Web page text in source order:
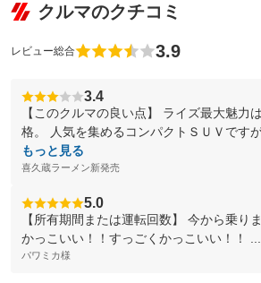
クルマのクチコミ
レビュー総合 3.9
3.4
【このクルマの良い点】 ライズ最大魅力
格。 人気を集めるコンパクトＳＵＶです
もっと見る
喜久蔵ラーメン新発売
5.0
【所有期間または運転回数】 今から乗り
かっこいい！！すっごくかっこいい！！ ...
パワミカ様